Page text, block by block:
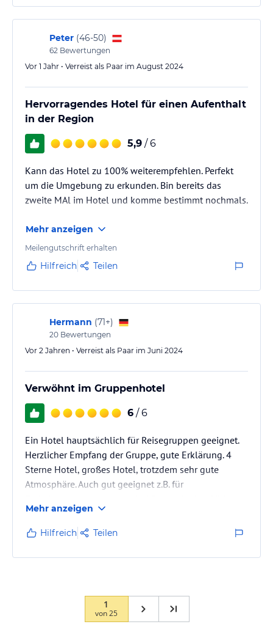
Peter (46-50)
62 Bewertungen
Vor 1 Jahr • Verreist als Paar im August 2024
Hervorragendes Hotel für einen Aufenthalt
in der Region
5,9 / 6
Kann das Hotel zu 100% weiterempfehlen. Perfekt
um die Umgebung zu erkunden. Bin bereits das
zweite MAl im Hotel und komme bestimmt nochmals.
Mehr anzeigen
Meilengutschrift erhalten
Hilfreich Teilen
Hermann (71+)
20 Bewertungen
Vor 2 Jahren • Verreist als Paar im Juni 2024
Verwöhnt im Gruppenhotel
6 / 6
Ein Hotel hauptsächlich für Reisegruppen geeignet.
Herzlicher Empfang der Gruppe, gute Erklärung. 4
Sterne Hotel, großes Hotel, trotzdem sehr gute
Atmosphäre. Auch gut geeignet z.B. für
Mehr anzeigen
Hilfreich Teilen
1
von25